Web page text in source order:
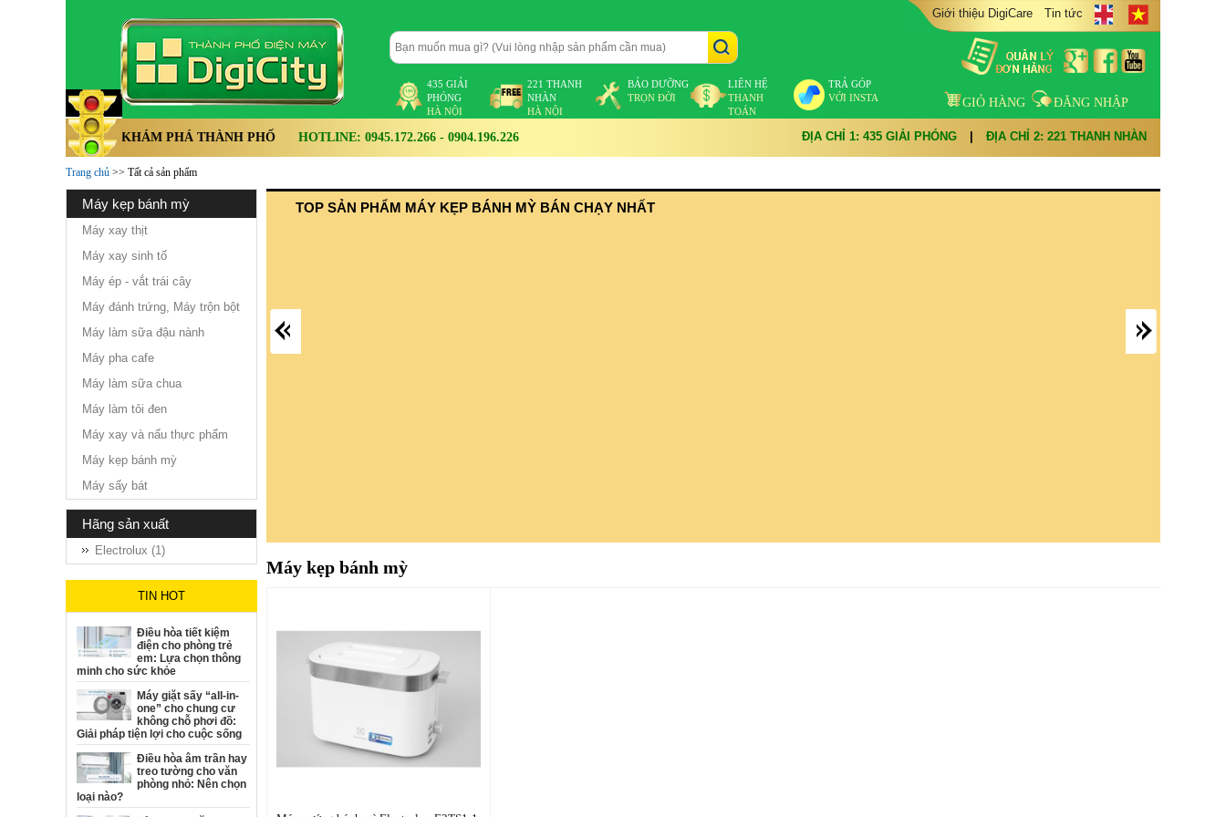
435 GIẢI
PHÓNG
HÀ NỘI
221 THANH
NHÀN
HÀ NỘI
BẢO DƯỠNG
TRỌN ĐỜI
LIÊN HỆ
THANH
TOÁN
TRẢ GÓP
VỚI INSTA
Giới thiệu DigiCare Tin tức
GIỎ HÀNG ĐĂNG NHẬP
KHÁM PHÁ THÀNH PHỐ HOTLINE: 0945.172.266 - 0904.196.226 ĐỊA CHỈ 1: 435 GIẢI PHÓNG ĐỊA CHỈ 2: 221 THANH NHÀN
Trang chủ >> Tất cả sản phẩm
máy kẹp bánh mỳ
Máy xay thịt
Máy xay sinh tố
Máy ép - vắt trái cây
Máy đánh trứng, Máy trộn bột
Máy làm sữa đậu nành
Máy pha cafe
Máy làm sữa chua
Máy làm tỏi đen
Máy xay và nấu thực phẩm
Máy kẹp bánh mỳ
Máy sấy bát
hãng sản xuất
Electrolux (1)
TIN HOT
Điều hòa tiết kiệm
điện cho phòng trẻ
em: Lựa chọn thông
minh cho sức khỏe
Máy giặt sấy “all-in-
one” cho chung cư
không chỗ phơi đồ:
Giải pháp tiện lợi cho cuộc sống
Điều hòa âm trần hay
treo tường cho văn
phòng nhỏ: Nên chọn
loại nào?
TOP SẢN PHẨM MÁY KẸP BÁNH MỲ BÁN CHẠY NHẤT
Máy kẹp bánh mỳ